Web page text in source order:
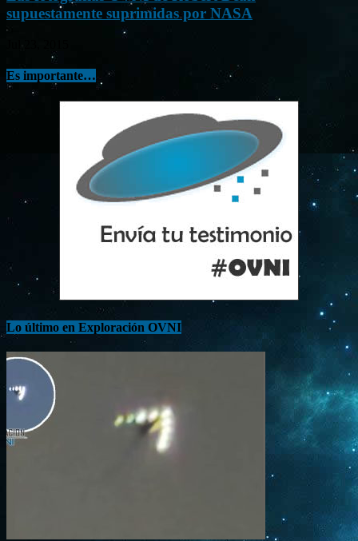
supuestamente suprimidas por NASA
Es importante…
Lo último en Exploración OVNI